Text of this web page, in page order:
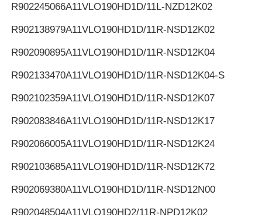
R902245066A11VLO190HD1D/11L-NZD12K02
R902138979A11VLO190HD1D/11R-NSD12K02
R902090895A11VLO190HD1D/11R-NSD12K04
R902133470A11VLO190HD1D/11R-NSD12K04-S
R902102359A11VLO190HD1D/11R-NSD12K07
R902083846A11VLO190HD1D/11R-NSD12K17
R902066005A11VLO190HD1D/11R-NSD12K24
R902103685A11VLO190HD1D/11R-NSD12K72
R902069380A11VLO190HD1D/11R-NSD12N00
R902048504A11VLO190HD2/11R-NPD12K02